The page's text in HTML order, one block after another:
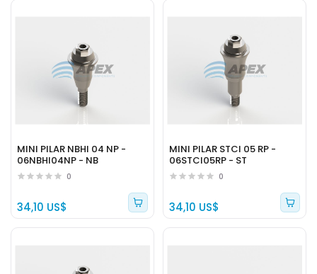
MINI PILAR NBHI 04 NP -
06NBHI04NP - NB
0
34,10 US$
MINI PILAR STCI 05 RP -
06STCI05RP - ST
0
34,10 US$